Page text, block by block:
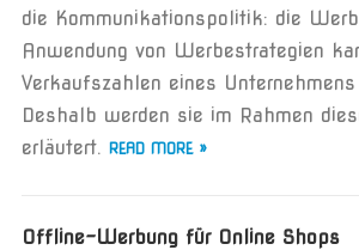
die Kommunikationspolitik: die
Anwendung von Werbestrategien
Verkaufszahlen eines
Deshalb werden sie im Rahmen
erläutert. READ MORE »
Offline-Werbung für Online Shops